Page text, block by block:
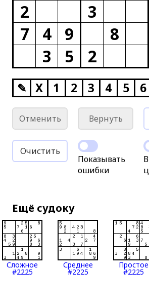
2
3
7
4 9 8
3
5 2
✎ X 1 2 3 4 5 6
Отменить Вернуть
Очистить
Показывать
ошибки
Ещё судоку
Сложное
#2225
Среднее
#2225
Простое
#2225